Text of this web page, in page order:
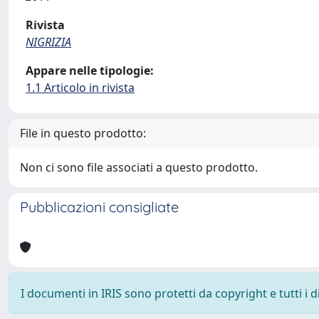
Rivista
NIGRIZIA
Appare nelle tipologie:
1.1 Articolo in rivista
File in questo prodotto:
Non ci sono file associati a questo prodotto.
Pubblicazioni consigliate
I documenti in IRIS sono protetti da copyright e tutti i